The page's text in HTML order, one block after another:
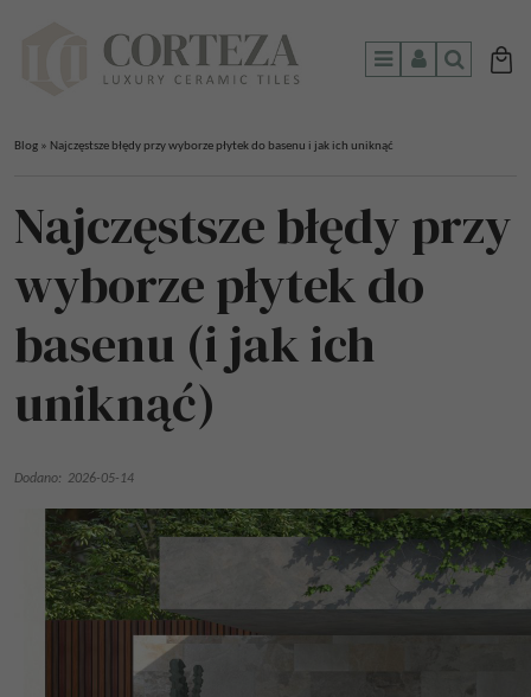
MenuPanelSzukaj
Blog » Najczęstsze błędy przy wyborze płytek do basenu i jak ich uniknąć
Najczęstsze błędy przy
wyborze płytek do
basenu (i jak ich
uniknąć)
Dodano: 2026-05-14